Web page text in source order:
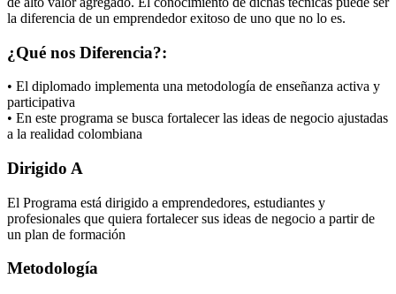
la diferencia de un emprendedor exitoso de uno que no lo es.
¿Qué nos Diferencia?:
• El diplomado implementa una metodología de enseñanza activa y
participativa
• En este programa se busca fortalecer las ideas de negocio ajustadas
a la realidad colombiana
Dirigido A
El Programa está dirigido a emprendedores, estudiantes y
profesionales que quiera fortalecer sus ideas de negocio a partir de
un plan de formación
Metodología